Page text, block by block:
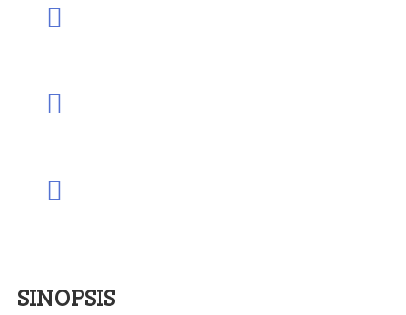
SINOPSIS